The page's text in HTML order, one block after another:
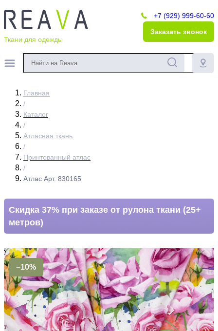
Ткани для одежды
+7 (929) 999-60-60
Заказать звонок
Главная
/
Каталог
/
Атласная ткань
/
Принтованный атлас
/
Атлас Арт. 830165
Скидка 37% при заказе от рулона ткани (25+
метров)
−10%